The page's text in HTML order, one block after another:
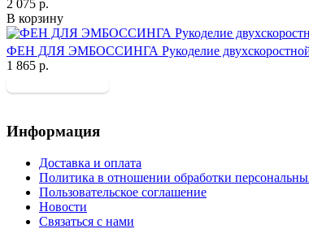
2 075 р.
В корзину
ФЕН ДЛЯ ЭМБОССИНГА Рукоделие
1 865 р.
Информация
Доставка и оплата
Политика в отношении обработки
Пользовательское соглашение
Новости
Связаться с нами